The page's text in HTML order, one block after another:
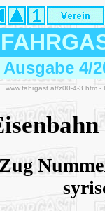
Ausgabe 4/
www.fahrgast.at/z00-4-3.htm